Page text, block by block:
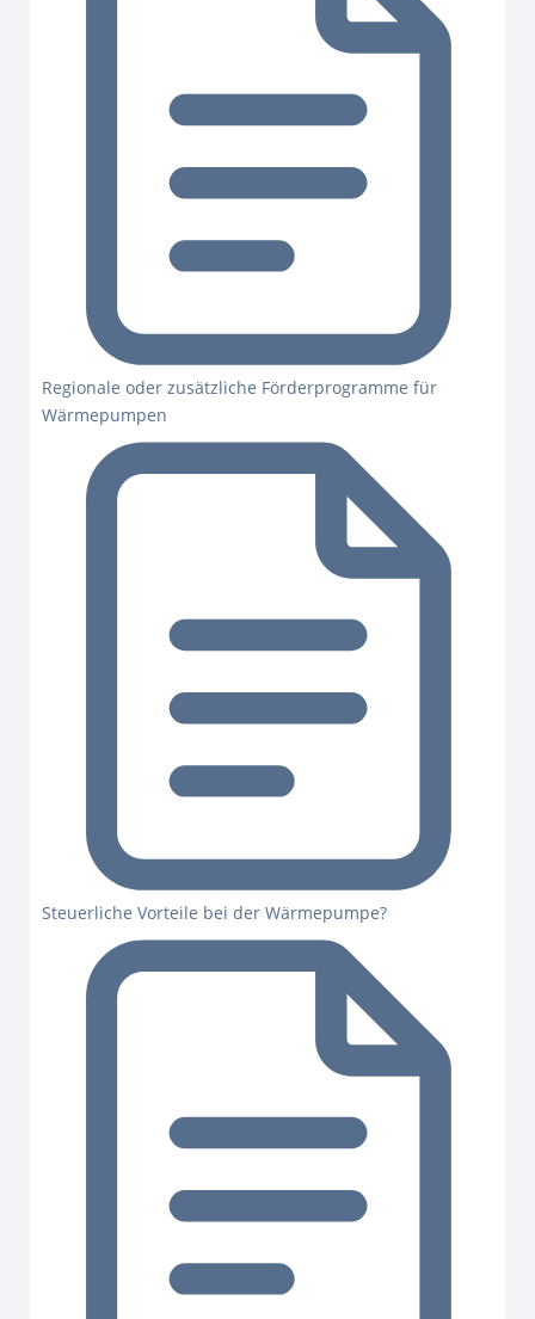
Regionale oder zusätzliche Förderprogramme für
Wärmepumpen
Steuerliche Vorteile bei der Wärmepumpe?